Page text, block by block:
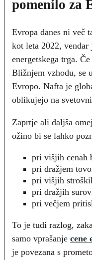
pomenilo za
Evropa danes ni več
kot leta 2022, vendar
energetskega trga.
Bližnjem vzhodu, se
Evropo. Nafta je
oblikujejo na
Zaprtje ali daljša
ožino bi se lahko
pri višjih cenah
pri dražjem
pri višjih
pri dražjih
pri večjem
To je tudi razlog,
samo vprašanje cene
je povezana s